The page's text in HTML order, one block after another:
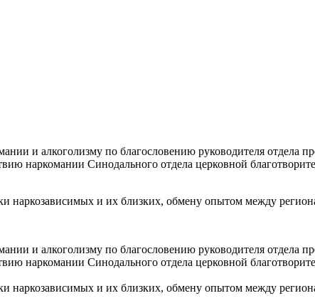
и алкоголизму по благословению руководителя отдела
наркомании Синодального отдела церковной
наркозависимых и их близких, обмену опытом между
и алкоголизму по благословению руководителя отдела
наркомании Синодального отдела церковной
наркозависимых и их близких, обмену опытом между